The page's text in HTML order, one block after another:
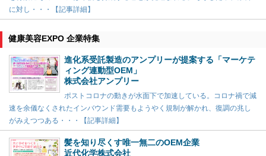
に対し・・・【記事詳細】
健康美容EXPO 企業特集
進化系受託製造のアンプリーが提案する「マーケテ
ィング連動型OEM」
株式会社アンプリー
ポストコロナの動きが水面下で加速している。コロナ禍で減
速を余儀なくされたインバウンド需要もようやく規制が解かれ、復調の兆し
がみえつつある・・・【記事詳細】
髪を知り尽くす唯一無二のOEM企業
近代化学株式会社